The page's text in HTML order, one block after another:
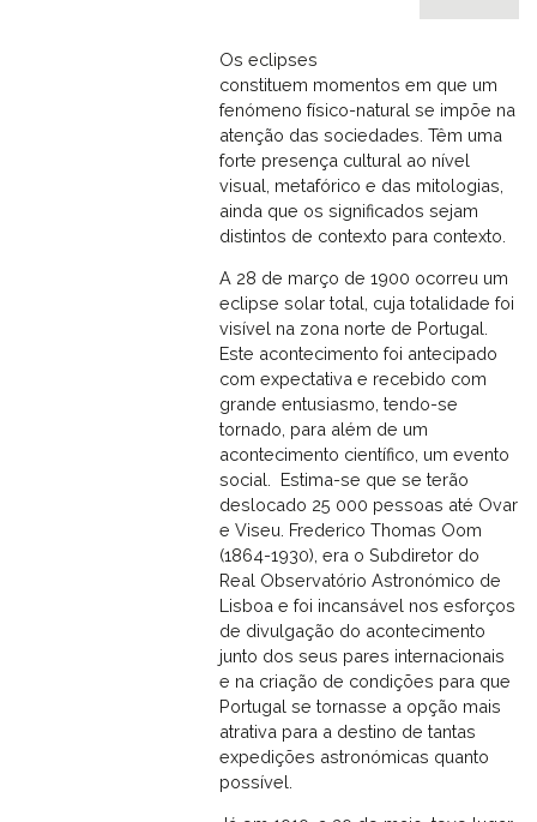
Os eclipses
constituem momentos em que um
fenómeno físico-natural se impõe na
atenção das sociedades. Têm uma
forte presença cultural ao nível
visual, metafórico e das mitologias,
ainda que os significados sejam
distintos de contexto para contexto.
A 28 de março de 1900 ocorreu um
eclipse solar total, cuja totalidade foi
visível na zona norte de Portugal.
Este acontecimento foi antecipado
com expectativa e recebido com
grande entusiasmo, tendo-se
tornado, para além de um
acontecimento científico, um evento
social. Estima-se que se terão
deslocado 25 000 pessoas até Ovar
e Viseu. Frederico Thomas Oom
(1864-1930), era o Subdiretor do
Real Observatório Astronómico de
Lisboa e foi incansável nos esforços
de divulgação do acontecimento
junto dos seus pares internacionais
e na criação de condições para que
Portugal se tornasse a opção mais
atrativa para a destino de tantas
expedições astronómicas quanto
possível.